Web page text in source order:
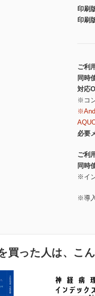
印刷
印刷
ご利
同時
対応
※コ
必要
ご利
同時
※イ
※導
買った人は、こ